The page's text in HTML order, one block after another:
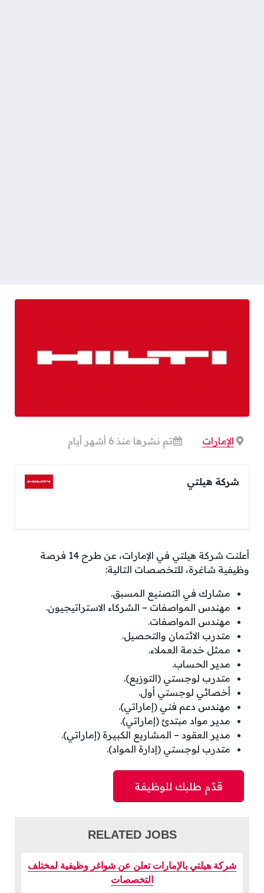
الإمارات تم نشرها منذ 6 أشهر أيام
شركة هيلتي
أعلنت شركة هيلتي في الإمارات، عن طرح 14 فرصة
وظيفية شاغرة، للتخصصات التالية:
مشارك في التصنيع المسبق.
مهندس المواصفات – الشركاء الاستراتيجيون.
مهندس المواصفات.
متدرب الائتمان والتحصيل.
ممثل خدمة العملاء.
مدير الحساب.
متدرب لوجستي (التوزيع).
أخصائي لوجستي أول.
مهندس دعم فني (إماراتي).
مدير مواد مبتدئ (إماراتي).
مدير العقود – المشاريع الكبيرة (إماراتي).
متدرب لوجستي (إدارة المواد).
RELATED JOBS
شركة هيلتي بالإمارات تعلن عن شواغر وظيفية لمختلف
التخصصات